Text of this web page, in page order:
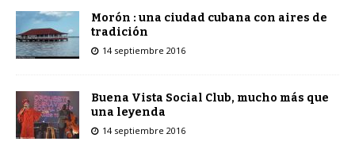
Morón : una ciudad cubana con aires de
tradición
14 septiembre 2016
Buena Vista Social Club, mucho más que
una leyenda
14 septiembre 2016